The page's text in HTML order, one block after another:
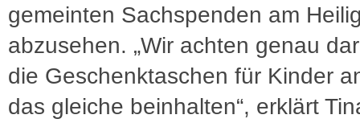
gemeinten Sachspenden am
abzusehen. „Wir achten genau
die Geschenktaschen für Kinder
das gleiche beinhalten“, erklärt